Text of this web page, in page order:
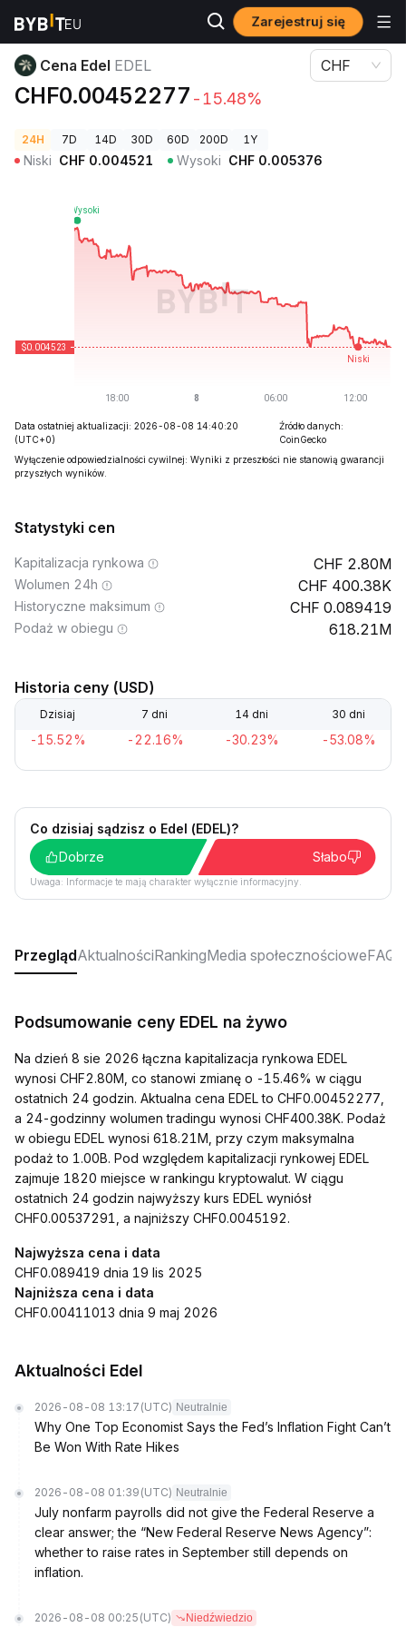
Zarejestruj się
Ceny kryptowalut
Cena Edel EDEL
CHF0.00452277 -15.48%
CHF
24H 7D 14D 30D 60D 200D 1Y
Niski CHF 0.004521 Wysoki CHF 0.005376
Data ostatniej aktualizacji: 2026-08-08 14:40:20
(UTC+0)
Źródło danych:
CoinGecko
Wyłączenie odpowiedzialności cywilnej: Wyniki z przeszłości nie stanowią gwarancji
przyszłych wyników.
Statystyki cen
Kapitalizacja rynkowa 2.80M
Wolumen 24h 400.38K
Historyczne maksimum 0.089419
Podaż w obiegu 618.21M
Historia ceny (USD)
Dzisiaj 7 dni 14 dni 30 dni
-15.52% -22.16% -30.23% -53.08%
Co dzisiaj sądzisz o Edel (EDEL)?
Dobrze
Słabo
Uwaga: Informacje te mają charakter wyłącznie informacyjny.
PrzeglądAktualnościRankingMedia społecznościoweFAQ
Podsumowanie ceny EDEL na żywo
Na dzień 8 sie 2026 łączna kapitalizacja rynkowa EDEL
wynosi CHF2.80M, co stanowi zmianę o -15.46% w ciągu
ostatnich 24 godzin. Aktualna cena EDEL to CHF0.00452277,
a 24-godzinny wolumen tradingu wynosi CHF400.38K. Podaż
w obiegu EDEL wynosi 618.21M, przy czym maksymalna
podaż to 1.00B. Pod względem kapitalizacji rynkowej EDEL
zajmuje 1820 miejsce w rankingu kryptowalut. W ciągu
ostatnich 24 godzin najwyższy kurs EDEL wyniósł
CHF0.00537291, a najniższy CHF0.0045192.
Najwyższa cena i data
CHF0.089419 dnia 19 lis 2025
Najniższa cena i data
CHF0.00411013 dnia 9 maj 2026
Aktualności Edel
2026-08-08 13:17 (UTC) Neutralnie
Why One Top Economist Says the Fed’s Inflation Fight Can’t
Be Won With Rate Hikes
2026-08-08 01:39 (UTC) Neutralnie
July nonfarm payrolls did not give the Federal Reserve a
clear answer; the “New Federal Reserve News Agency”:
whether to raise rates in September still depends on
inflation.
2026-08-08 00:25 (UTC) Niedźwiedzio